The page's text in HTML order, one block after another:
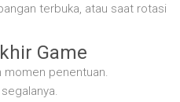
terbuka, atau saat rotasi
Game
momen penentuan.